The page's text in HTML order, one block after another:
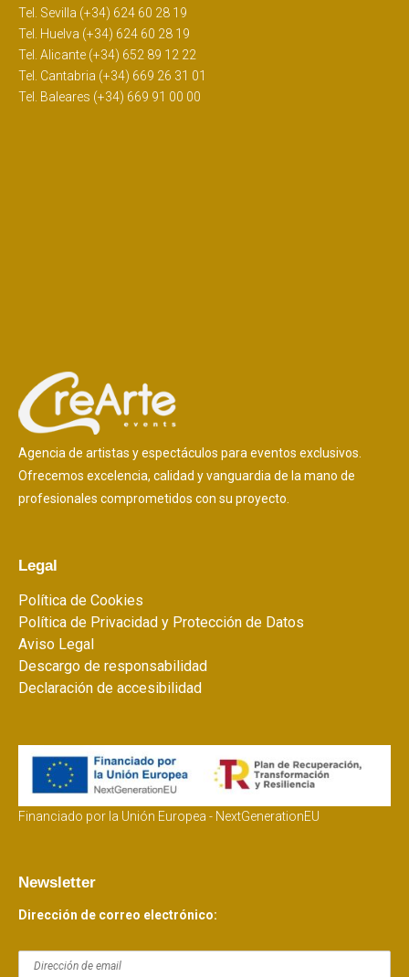
Tel. Sevilla (+34) 624 60 28 19
Tel. Huelva (+34) 624 60 28 19
Tel. Alicante (+34) 652 89 12 22
Tel. Cantabria (+34) 669 26 31 01
Tel. Baleares (+34) 669 91 00 00
Agencia de artistas y espectáculos para eventos exclusivos.
Ofrecemos excelencia, calidad y vanguardia de la mano de
profesionales comprometidos con su proyecto.
Legal
Política de Cookies
Política de Privacidad y Protección de Datos
Aviso Legal
Descargo de responsabilidad
Declaración de accesibilidad
Financiado por la Unión Europea - NextGenerationEU
Newsletter
Dirección de correo electrónico: